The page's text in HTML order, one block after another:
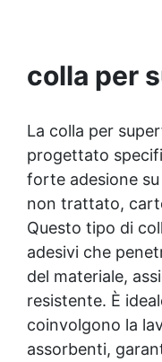
settimane. Per il
colla per
La colla per
progettato
forte adesione
non trattato,
Questo tipo di
adesivi che
del materiale,
resistente. È
coinvolgono la
assorbenti,